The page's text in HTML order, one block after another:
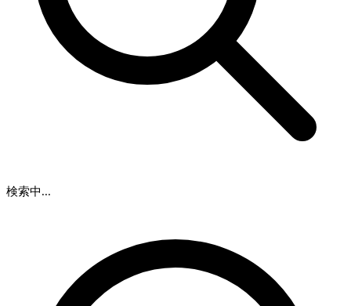
検索中...